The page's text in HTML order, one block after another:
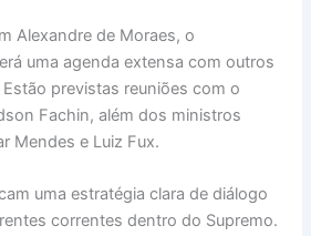
Alexandre de Moraes, o
uma agenda extensa com outros
previstas reuniões com o
Fachin, além dos ministros
Mendes e Luiz Fux.
uma estratégia clara de diálogo
correntes dentro do Supremo.